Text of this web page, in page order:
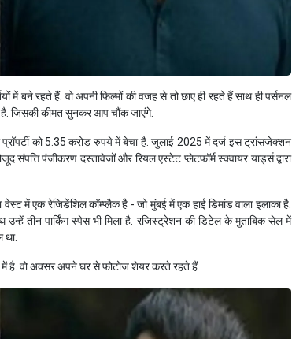
बने रहते हैं. वो अपनी फिल्मों की वजह से तो छाए ही रहते हैं साथ ही पर्सनल
है. जिसकी कीमत सुनकर आप चौंक जाएंगे.
को 5.35 करोड़ रुपये में बेचा है. जुलाई 2025 में दर्ज इस ट्रांसजेक्शन
पंजीकरण दस्तावेजों और रियल एस्टेट प्लेटफॉर्म स्क्वायर यार्ड्स द्वारा
में एक रेजिडेंशिल कॉम्प्लैक है - जो मुंबई में एक हाई डिमांड वाला इलाका है.
तीन पार्किंग स्पेस भी मिला है. रजिस्ट्रेशन की डिटेल के मुताबिक सेल में
था.
में है. वो अक्सर अपने घर से फोटोज शेयर करते रहते हैं.